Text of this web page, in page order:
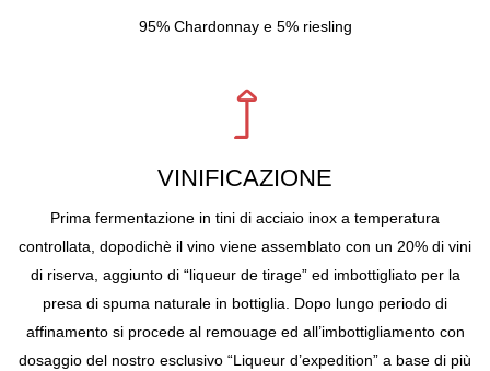
95% Chardonnay e 5% riesling
VINIFICAZIONE
Prima fermentazione in tini di acciaio inox a temperatura
controllata, dopodichè il vino viene assemblato con un 20% di vini
di riserva, aggiunto di “liqueur de tirage” ed imbottigliato per la
presa di spuma naturale in bottiglia. Dopo lungo periodo di
affinamento si procede al remouage ed all’imbottigliamento con
dosaggio del nostro esclusivo “Liqueur d’expedition” a base di più